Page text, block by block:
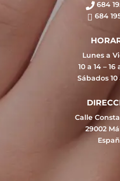
684
684
Lunes a
10 a 14 – 16
Sábados 10
Calle
29002